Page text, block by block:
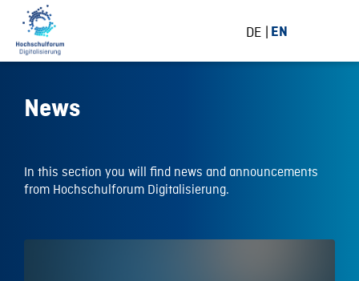
DE EN
News
In this section you will find news and announcements
from Hochschulforum Digitalisierung.